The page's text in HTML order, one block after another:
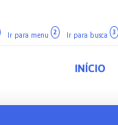
Ir para menu 2 Ir para busca 3
INÍCIO